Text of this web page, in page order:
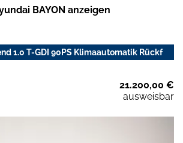
BAYON anzeigen
1.0 T-GDI 90PS Klimaautomatik Rückf
21.200,00 €
ausweisbar